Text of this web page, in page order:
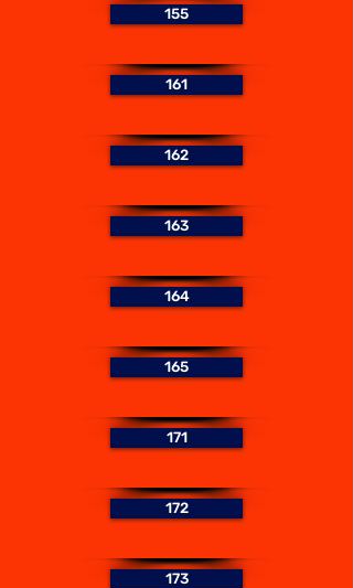
155
161
162
163
164
165
171
172
173